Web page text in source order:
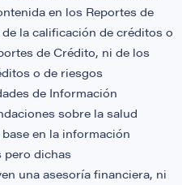
en los Reportes de
la calificación de créditos o
de Crédito, ni de los
o de riesgos
de Información
sobre la salud
en la información
pero dichas
una asesoría financiera, ni